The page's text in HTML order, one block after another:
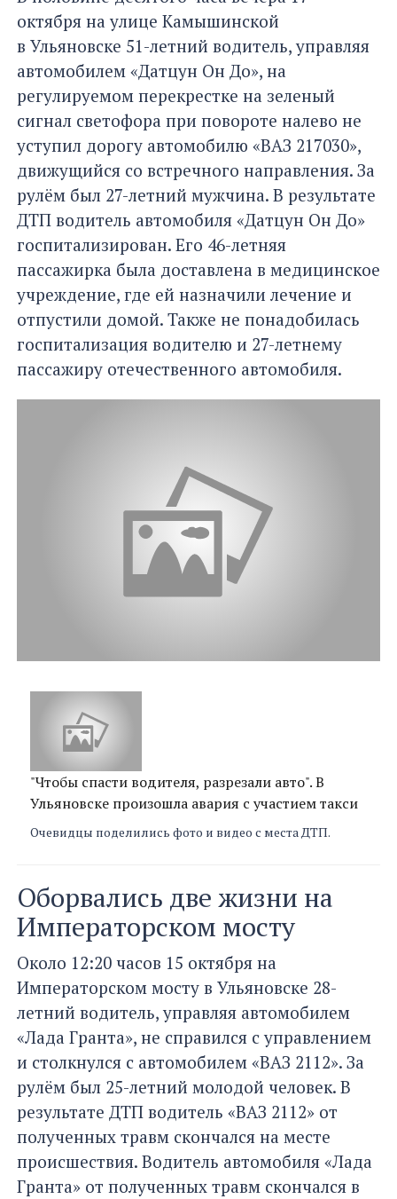
октября на улице Камышинской
в Ульяновске 51-летний водитель, управляя
автомобилем «Датцун Он До», на
регулируемом перекрестке на зеленый
сигнал светофора при повороте налево не
уступил дорогу автомобилю «ВАЗ 217030»,
движущийся со встречного направления. За
рулём был 27-летний мужчина. В результате
ДТП водитель автомобиля «Датцун Он До»
госпитализирован. Его 46-летняя
пассажирка была доставлена в медицинское
учреждение, где ей назначили лечение и
отпустили домой. Также не понадобилась
госпитализация водителю и 27-летнему
пассажиру отечественного автомобиля.
"Чтобы спасти водителя, разрезали авто". В
Ульяновске произошла авария с участием такси
Очевидцы поделились фото и видео с места ДТП.
Оборвались две жизни на
Императорском мосту
Около 12:20 часов 15 октября на
Императорском мосту в Ульяновске 28-
летний водитель, управляя автомобилем
«Лада Гранта», не справился с управлением
и столкнулся с автомобилем «ВАЗ 2112». За
рулём был 25-летний молодой человек. В
результате ДТП водитель «ВАЗ 2112» от
полученных травм скончался на месте
происшествия. Водитель автомобиля «Лада
Гранта» от полученных травм скончался в